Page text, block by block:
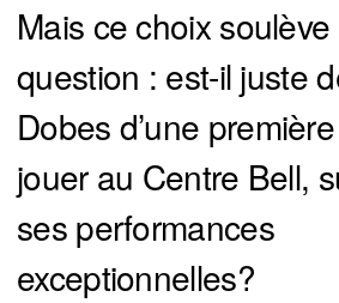
Mais ce choix
question : est-il juste
Dobes d’une
jouer au Centre Bell,
ses performances
exceptionnelles?